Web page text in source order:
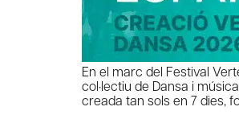
En el marc del Festival
col·lectiu de Dansa i
creada tan sols en 7 dies,